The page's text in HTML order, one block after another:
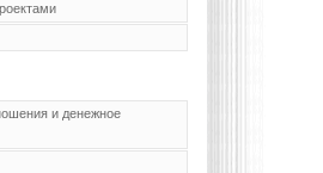
и денежное